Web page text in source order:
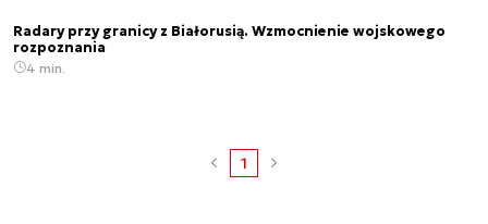
Radary przy granicy z Białorusią. Wzmocnienie wojskowego
rozpoznania
4 min.
1